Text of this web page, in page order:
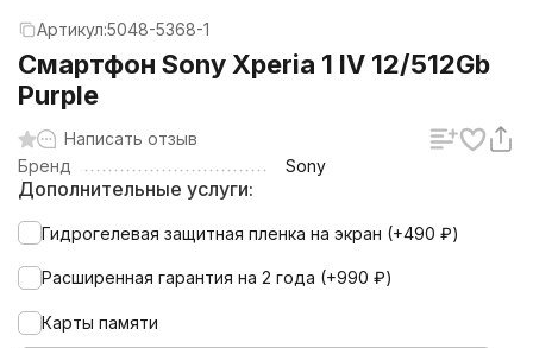
Артикул:5048-5368-1
Смартфон Sony Xperia 1 IV 12/512Gb
Purple
Написать отзыв
Бренд
Sony
Дополнительные услуги:
Гидрогелевая защитная пленка на экран (+490 ₽)
Расширенная гарантия на 2 года (+990 ₽)
Карты памяти